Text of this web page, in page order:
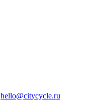
hello@citycycle.ru